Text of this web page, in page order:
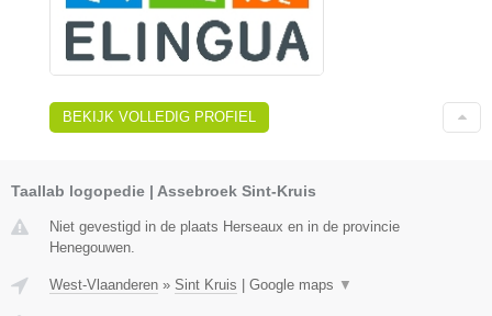
BEKIJK VOLLEDIG PROFIEL
Taallab logopedie | Assebroek Sint-Kruis
Niet gevestigd in de plaats Herseaux en in de provincie
Henegouwen.
West-Vlaanderen » Sint Kruis Google maps ▼